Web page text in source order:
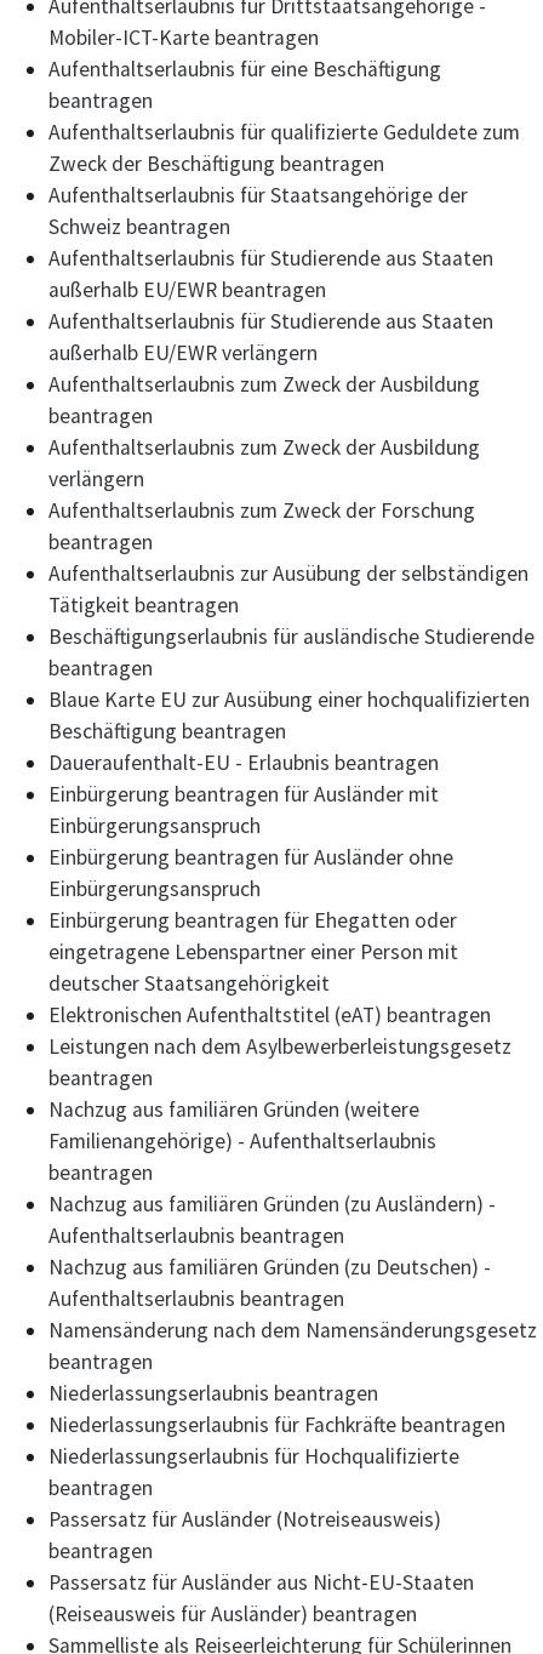
Aufenthaltserlaubnis für Drittstaatsangehörige -
Mobiler-ICT-Karte beantragen
Aufenthaltserlaubnis für eine Beschäftigung
beantragen
Aufenthaltserlaubnis für qualifizierte Geduldete zum
Zweck der Beschäftigung beantragen
Aufenthaltserlaubnis für Staatsangehörige der
Schweiz beantragen
Aufenthaltserlaubnis für Studierende aus Staaten
außerhalb EU/EWR beantragen
Aufenthaltserlaubnis für Studierende aus Staaten
außerhalb EU/EWR verlängern
Aufenthaltserlaubnis zum Zweck der Ausbildung
beantragen
Aufenthaltserlaubnis zum Zweck der Ausbildung
verlängern
Aufenthaltserlaubnis zum Zweck der Forschung
beantragen
Aufenthaltserlaubnis zur Ausübung der selbständigen
Tätigkeit beantragen
Beschäftigungserlaubnis für ausländische Studierende
beantragen
Blaue Karte EU zur Ausübung einer hochqualifizierten
Beschäftigung beantragen
Daueraufenthalt-EU - Erlaubnis beantragen
Einbürgerung beantragen für Ausländer mit
Einbürgerungsanspruch
Einbürgerung beantragen für Ausländer ohne
Einbürgerungsanspruch
Einbürgerung beantragen für Ehegatten oder
eingetragene Lebenspartner einer Person mit
deutscher Staatsangehörigkeit
Elektronischen Aufenthaltstitel (eAT) beantragen
Leistungen nach dem Asylbewerberleistungsgesetz
beantragen
Nachzug aus familiären Gründen (weitere
Familienangehörige) - Aufenthaltserlaubnis
beantragen
Nachzug aus familiären Gründen (zu Ausländern) -
Aufenthaltserlaubnis beantragen
Nachzug aus familiären Gründen (zu Deutschen) -
Aufenthaltserlaubnis beantragen
Namensänderung nach dem Namensänderungsgesetz
beantragen
Niederlassungserlaubnis beantragen
Niederlassungserlaubnis für Fachkräfte beantragen
Niederlassungserlaubnis für Hochqualifizierte
beantragen
Passersatz für Ausländer (Notreiseausweis)
beantragen
Passersatz für Ausländer aus Nicht-EU-Staaten
(Reiseausweis für Ausländer) beantragen
Sammelliste als Reiseerleichterung für Schülerinnen